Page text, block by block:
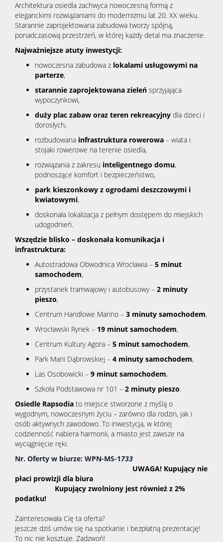
Architektura osiedla zachwyca nowoczesną formą z
eleganckimi rozwiązaniami do modernizmu lat 20. XX wieku.
Starannie zaprojektowana zabudowa tworzy spójną,
ponadczasową przestrzeń, w której każdy detal ma znaczenie.
Najważniejsze atuty inwestycji:
nowoczesna zabudowa z lokalami usługowymi na
parterze,
starannie zaprojektowana zieleń sprzyjająca
wypoczynkowi,
duży plac zabaw oraz teren rekreacyjny dla dzieci i
dorosłych,
rozbudowana infrastruktura rowerowa – wiata i
stojaki rowerowe na terenie osiedla,
rozwiązania z zakresu inteligentnego domu,
podnoszące komfort i bezpieczeństwo,
park kieszonkowy z ogrodami deszczowymi i
kwiatowymi,
doskonała lokalizacja z pełnym dostępem do miejskich
udogodnień.
Wszędzie blisko – doskonała komunikacja i
infrastruktura:
Autostradowa Obwodnica Wrocławia – 5 minut
samochodem,
przystanek tramwajowy i autobusowy – 2 minuty
pieszo,
Centrum Handlowe Marino – 3 minuty samochodem,
Wrocławski Rynek – 19 minut samochodem,
Centrum Kultury Agora – 5 minut samochodem,
Park Marii Dąbrowskiej – 4 minuty samochodem,
Las Osobowicki – 9 minut samochodem,
Szkoła Podstawowa nr 101 – 2 minuty pieszo.
Osiedle Rapsodia to miejsce stworzone z myślą o
wygodnym, nowoczesnym życiu – zarówno dla rodzin, jak i
osób aktywnych zawodowo. To inwestycja, w której
codzienność nabiera harmonii, a miasto jest zawsze na
wyciągnięcie ręki.
Nr. Oferty w biurze: WPN-MS-1733
UWAGA! Kupujący nie
płaci prowizji dla biura
Kupujący zwolniony jest również z 2%
podatku!
Zainteresowała Cię ta oferta?
Jeszcze dziś umów się na spotkanie i bezpłatną prezentację!
To nic nie kosztuje. Zadzwoń!